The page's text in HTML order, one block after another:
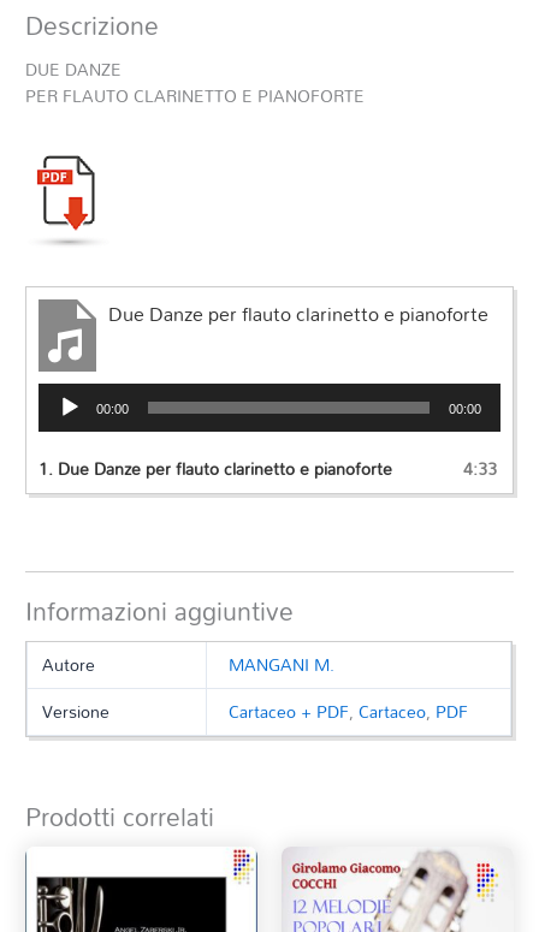
Descrizione
DUE DANZE
PER FLAUTO CLARINETTO E PIANOFORTE
Due Danze per flauto clarinetto e pianoforte
Audio
Player 00:00 00:00
1.Due Danze per flauto clarinetto e pianoforte 4:33
Informazioni aggiuntive
Autore
MANGANI M.
Versione
Cartaceo + PDF,Cartaceo, PDF
Prodotti correlati